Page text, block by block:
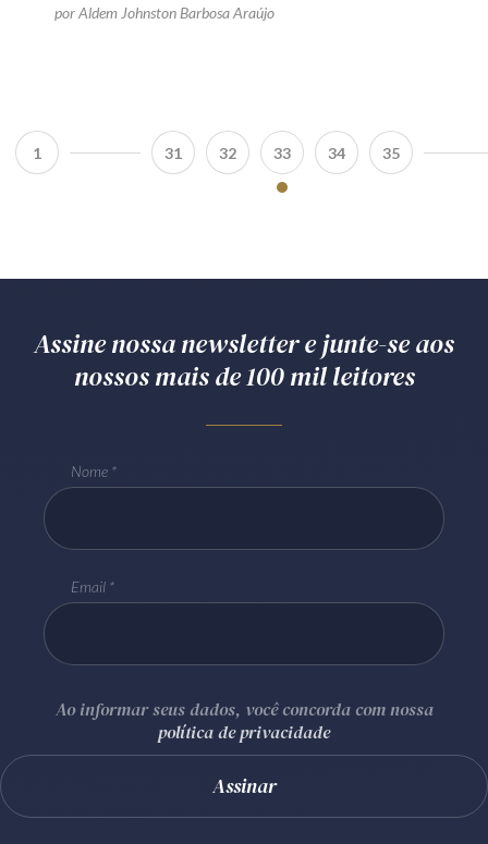
por Aldem Johnston Barbosa Araújo
1 31 32 33 34 35
Assine nossa newsletter e junte-se aos
nossos mais de 100 mil leitores
Nome
Email
Ao informar seus dados, você concorda com nossa
política de privacidade